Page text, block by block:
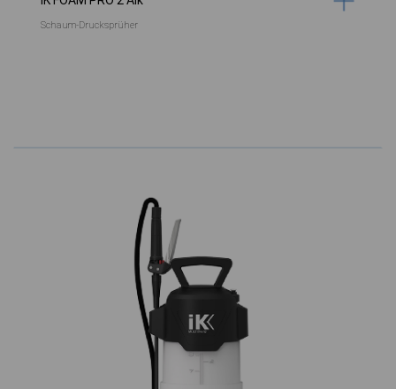
Schaum-Drucksprüher